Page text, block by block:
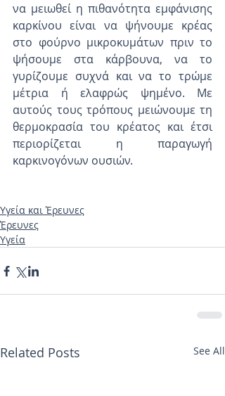
να μειωθεί η πιθανότητα εμφάνισης
καρκίνου είναι να ψήνουμε κρέας
στο φούρνο μικροκυμάτων πριν το
ψήσουμε στα κάρβουνα, να το
γυρίζουμε συχνά και να το τρώμε
μέτρια ή ελαφρώς ψημένο. Με
αυτούς τους τρόπους μειώνουμε τη
θερμοκρασία του κρέατος και έτσι
περιορίζεται η παραγωγή
καρκινογόνων ουσιών.
Υγεία και Έρευνες
Έρευνες
Υγεία
Related Posts See All